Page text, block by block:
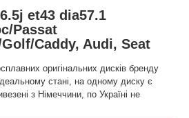
et43 dia57.1
Passat
Caddy, Audi, Seat
оригінальних дисків бренду
стані, на одному диску є
з Німеччини, по Україні не